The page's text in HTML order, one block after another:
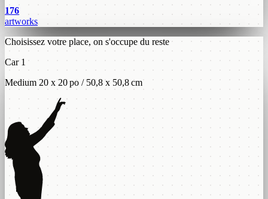
176
artworks
Choisissez votre place, on s'occupe du reste
Car 1
Medium 20 x 20 po / 50,8 x 50,8 cm